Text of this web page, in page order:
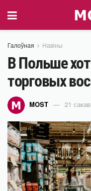
Галоўная Навіны
В Польше
торговых
MOST 21